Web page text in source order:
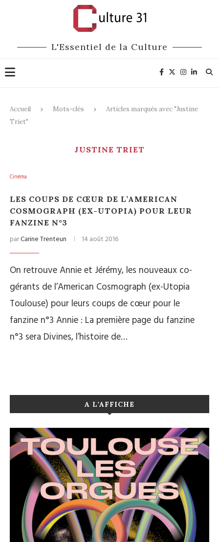
L'Essentiel de la Culture
Accueil Mots-clés
Articles marqués avec "Justine
Triet"
JUSTINE TRIET
Cinéma
LES COUPS DE CŒUR DE L’AMERICAN
COSMOGRAPH (EX-UTOPIA) POUR LEUR
FANZINE N°3
parCarine Trenteun 14 août 2016
On retrouve Annie et Jérémy, les nouveaux co-
gérants de l’American Cosmograph (ex-Utopia
Toulouse) pour leurs coups de cœur pour le
fanzine n°3 Annie : La première page du fanzine
n°3 sera Divines, l’histoire de…
A L’AFFICHE